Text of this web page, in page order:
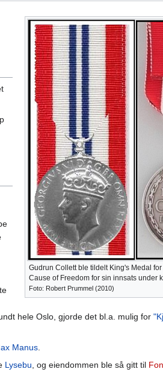
Gudrun Collett ble tildelt King's Medal
Cause of Freedom for sin innsats under
Foto: Robert Prummel (2010)
hele Oslo, gjorde det bl.a. mulig for
Manus
Lysebu , og eiendommen ble så gitt til